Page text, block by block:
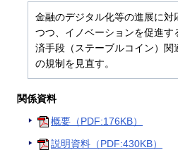
金融のデジタル化等の進展に対
つつ、イノベーションを促進
済手段（ステーブルコイン）関
の規制を見直す。
関係資料
概要（PDF:176KB）
説明資料（PDF:430KB）